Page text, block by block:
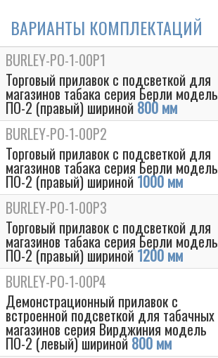
ВАРИАНТЫ КОМПЛЕКТАЦИЙ
BURLEY-PO-1-00P1
Торговый прилавок c подсветкой для
магазинов табака серия Берли модель
ПО-2 (правый) шириной 800 мм
BURLEY-PO-1-00P2
Торговый прилавок c подсветкой для
магазинов табака серия Берли модель
ПО-2 (правый) шириной 1000 мм
BURLEY-PO-1-00P3
Торговый прилавок c подсветкой для
магазинов табака серия Берли модель
ПО-2 (правый) шириной 1200 мм
BURLEY-PO-1-00P4
Демонстрационный прилавок c
встроенной подсветкой для табачных
магазинов серия Вирджиния модель
ПО-2 (левый) шириной 800 мм